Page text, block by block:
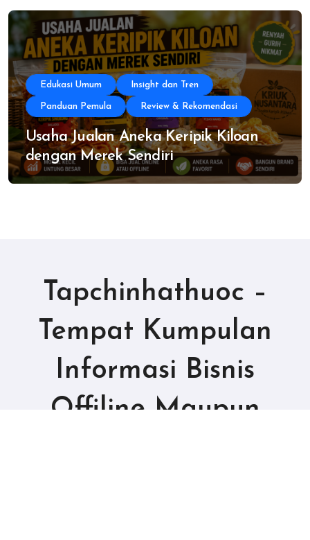
Edukasi Umum Insight dan Tren
Panduan Pemula Review & Rekomendasi
Usaha Jualan Aneka Keripik Kiloan
dengan Merek Sendiri
Tapchinhathuoc –
Tempat Kumpulan
Informasi Bisnis
Offiline Maupun